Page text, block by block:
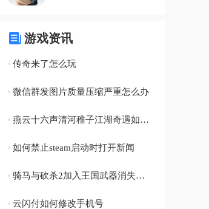
游戏资讯
传奇来了怎么玩
微信群发图片质量压缩严重怎么办
燕云十六声清河稚子江湖奇遇如何做
如何禁止steam启动时打开新闻
骑马与砍杀2加入王国武器消失怎么办
云闪付如何修改手机号